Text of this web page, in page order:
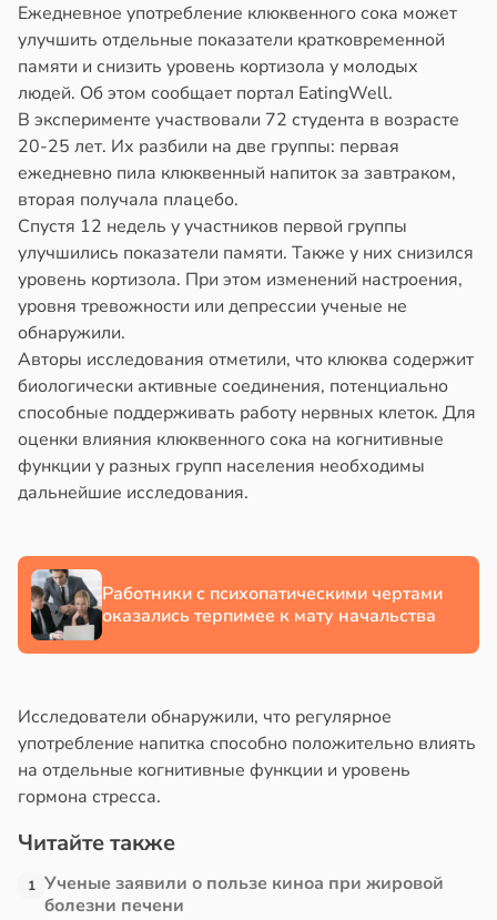
Ежедневное употребление клюквенного сока может
улучшить отдельные показатели кратковременной
памяти и снизить уровень кортизола у молодых
людей. Об этом сообщает портал EatingWell.
В эксперименте участвовали 72 студента в возрасте
20-25 лет. Их разбили на две группы: первая
ежедневно пила клюквенный напиток за завтраком,
вторая получала плацебо.
Спустя 12 недель у участников первой группы
улучшились показатели памяти. Также у них снизился
уровень кортизола. При этом изменений настроения,
уровня тревожности или депрессии ученые не
обнаружили.
Авторы исследования отметили, что клюква содержит
биологически активные соединения, потенциально
способные поддерживать работу нервных клеток. Для
оценки влияния клюквенного сока на когнитивные
функции у разных групп населения необходимы
дальнейшие исследования.
Работники с психопатическими чертами
оказались терпимее к мату начальства
Исследователи обнаружили, что регулярное
употребление напитка способно положительно влиять
на отдельные когнитивные функции и уровень
гормона стресса.
Читайте также
1 Ученые заявили о пользе киноа при жировой
болезни печени